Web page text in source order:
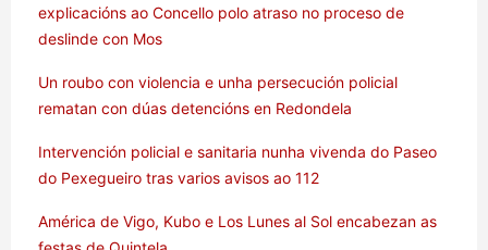
explicacións ao Concello polo atraso no proceso de
deslinde con Mos
Un roubo con violencia e unha persecución policial
rematan con dúas detencións en Redondela
Intervención policial e sanitaria nunha vivenda do Paseo
do Pexegueiro tras varios avisos ao 112
América de Vigo, Kubo e Los Lunes al Sol encabezan as